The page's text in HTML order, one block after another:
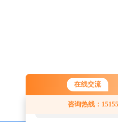
在线交流
咨询热线：
您好！欢迎前来咨询，
服务，请问您要咨询什